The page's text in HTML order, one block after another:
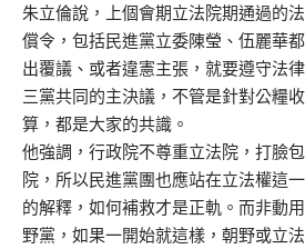
朱立倫說，上個會期立法院期通過的
償令，包括民進黨立委陳瑩、伍麗華
出覆議、或者違憲主張，就要遵守法
三黨共同的主決議，不管是針對公糧
算，都是大家的共識。
他強調，行政院不尊重立法院，打臉
院，所以民進黨團也應站在立法權這
的解釋，如何補救才是正軌。而非動
野黨，如果一開始就這樣，朝野或立